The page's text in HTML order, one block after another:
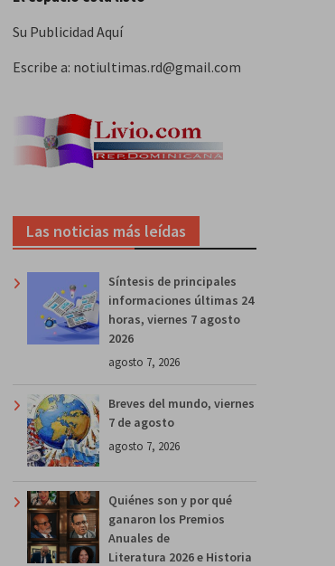
Su Publicidad Aquí
Escribe a: notiultimas.rd@gmail.com
Las noticias más leídas
Síntesis de principales
informaciones últimas 24
horas, viernes 7 agosto
2026
agosto 7, 2026
Breves del mundo, viernes
7 de agosto
agosto 7, 2026
Quiénes son y por qué
ganaron los Premios
Anuales de
Literatura 2026 e Historia